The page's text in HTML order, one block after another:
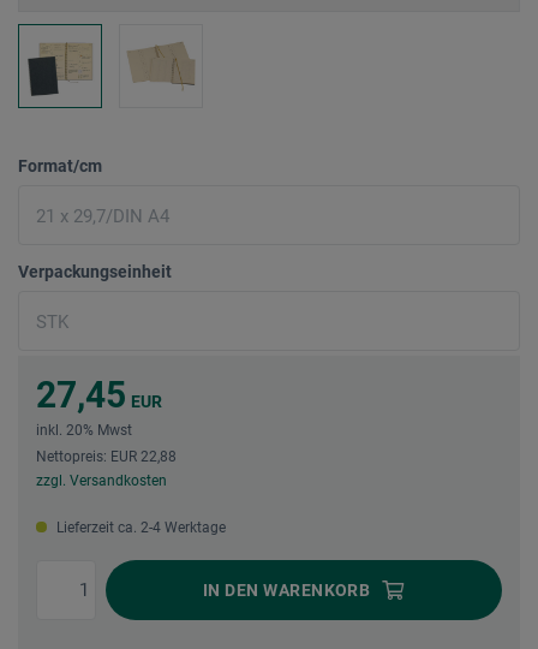
Format/cm
Verpackungseinheit
27,45 EUR
inkl. 20% Mwst
Nettopreis: EUR 22,88
zzgl. Versandkosten
Lieferzeit ca. 2-4 Werktage
IN DEN WARENKORB